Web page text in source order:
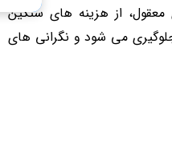
از هزینه های سنگین
می شود و نگرانی های